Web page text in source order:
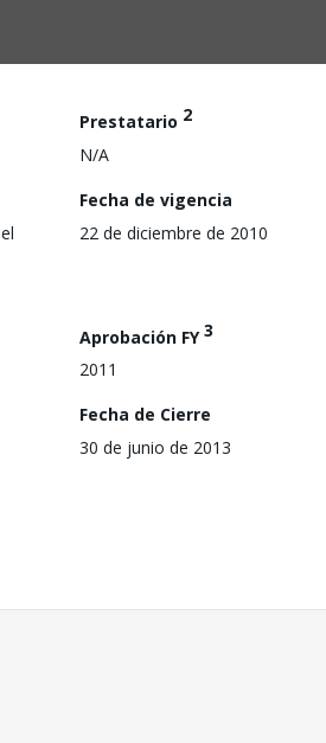
Prestatario 2
N/A
Fecha de vigencia
22 de diciembre de 2010
Aprobación FY3
2011
Fecha de Cierre
30 de junio de 2013